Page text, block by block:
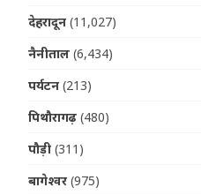
देहरादून (11,027)
नैनीताल (6,434)
पर्यटन (213)
पिथौरागढ़ (480)
पौड़ी (311)
बागेश्वर (975)